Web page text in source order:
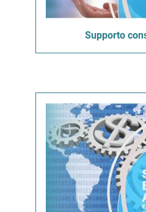
Supporto